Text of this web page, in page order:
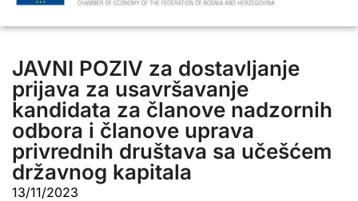
JAVNI POZIV za dostavljanje
prijava za usavršavanje
kandidata za članove nadzornih
odbora i članove uprava
privrednih društava sa učešćem
državnog kapitala
13/11/2023